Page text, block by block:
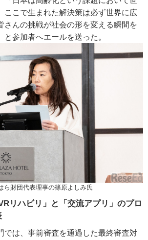
ここで生まれた解決策は必ず世界に広
さんの挑戦が社会の形を変える瞬間を
参加者へエールを送った。
ら財団代表理事の篠原よしみ氏
リハビリ」と「交流アプリ」のプロ
は、事前審査を通過した最終審査対